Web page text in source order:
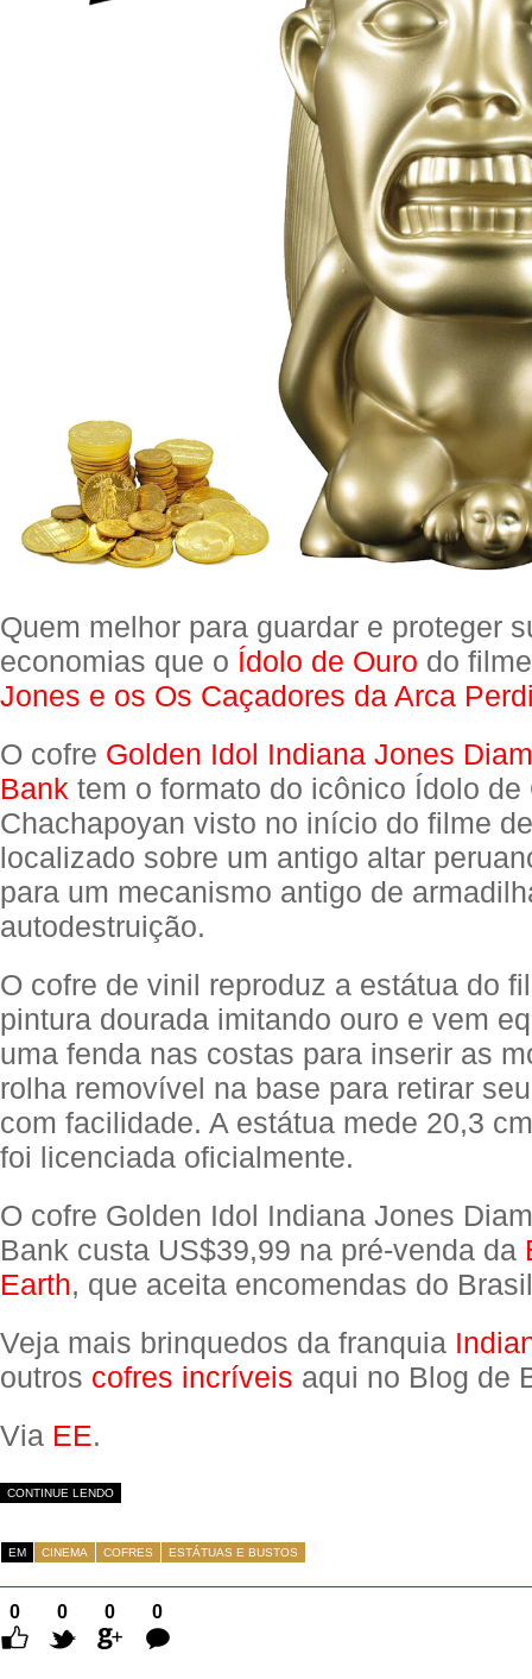
Quem melhor para guardar e proteger
economias que o Ídolo de Ouro do
Jones e os Os Caçadores da Arca
O cofre Golden Idol Indiana Jones
Bank tem o formato do icônico Ídolo de
Chachapoyan visto no início do filme
localizado sobre um antigo altar
para um mecanismo antigo de
autodestruição.
O cofre de vinil reproduz a estátua do
pintura dourada imitando ouro e vem
uma fenda nas costas para inserir as
rolha removível na base para retirar
com facilidade. A estátua mede 20,3
foi licenciada oficialmente.
O cofre Golden Idol Indiana Jones
Bank custa US$39,99 na pré-venda da
Earth, que aceita encomendas do
Veja mais brinquedos da franquia
outros cofres incríveis aqui no Blog de
Via EE.
CONTINUE LENDO
EM CINEMA COFRES ESTÁTUAS E BUSTOS
0 0 0
0
Comentários